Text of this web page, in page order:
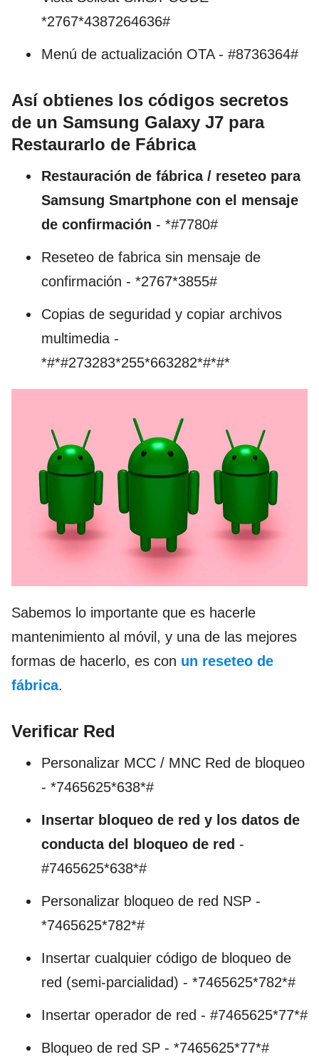
*2767*4387264636#
Menú de actualización OTA - #8736364#
Asíobtienes los códigos secretos
de un Samsung Galaxy J7 para
Restaurarlo de Fábrica
Restauración de fábrica / reseteo para
Samsung Smartphone con el mensaje
de confirmación - *#7780#
Reseteo de fabrica sin mensaje de
confirmación - *2767*3855#
Copias de seguridad y copiar archivos
multimedia -
*#*#273283*255*663282*#*#*
Sabemos lo importante que es hacerle
mantenimiento al móvil, y una de las mejores
formas de hacerlo, es con un reseteo de
fábrica.
Verificar Red
Personalizar MCC / MNC Red de bloqueo
- *7465625*638*#
Insertar bloqueo de red y los datos de
conducta del bloqueo de red -
#7465625*638*#
Personalizar bloqueo de red NSP -
*7465625*782*#
Insertar cualquier código de bloqueo de
red (semi-parcialidad) - *7465625*782*#
Insertar operador de red - #7465625*77*#
Bloqueo de red SP - *7465625*77*#